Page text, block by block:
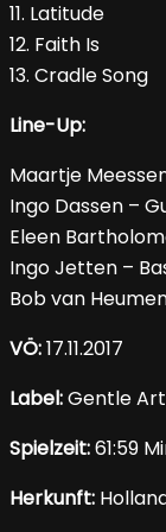
11. Latitude
12. Faith Is
13. Cradle Song
Line-Up:
Maartje
Ingo Dassen –
Eleen
Ingo Jetten –
Bob van
VÖ:17.11.2017
Label:Gentle
Spielzeit:61:59
Herkunft: